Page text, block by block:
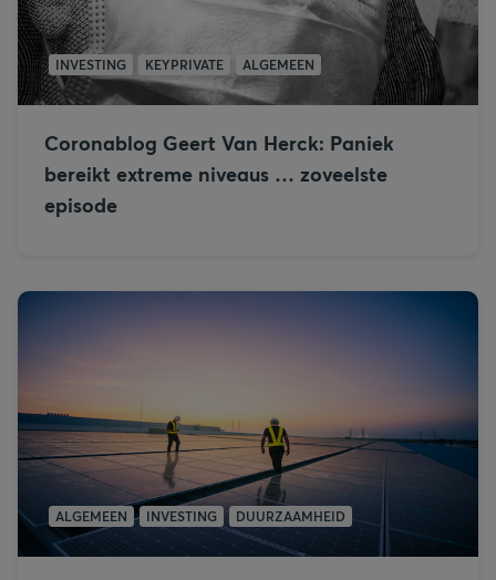
INVESTING KEYPRIVATE ALGEMEEN
Coronablog Geert Van Herck: Paniek
bereikt extreme niveaus … zoveelste
episode
ALGEMEEN INVESTING DUURZAAMHEID